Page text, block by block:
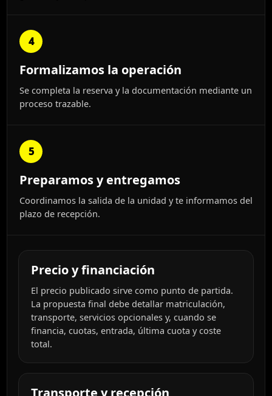
4
Formalizamos la operación
Se completa la reserva y la documentación mediante un
proceso trazable.
5
Preparamos y entregamos
Coordinamos la salida de la unidad y te informamos del
plazo de recepción.
Precio y financiación
El precio publicado sirve como punto de partida.
La propuesta final debe detallar matriculación,
transporte, servicios opcionales y, cuando se
financia, cuotas, entrada, última cuota y coste
total.
Transporte y recepción